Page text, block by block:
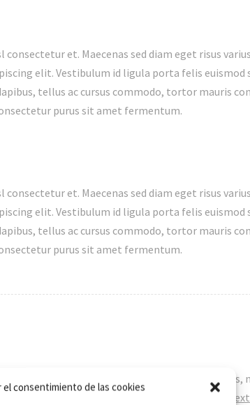
el consentimiento de las cookies
consectetur et. Maecenas sed diam eget risus
elit. Vestibulum id ligula porta felis euismod
tellus ac cursus commodo, tortor mauris
purus sit amet fermentum.
consectetur et. Maecenas sed diam eget risus
elit. Vestibulum id ligula porta felis euismod
tellus ac cursus commodo, tortor mauris
purus sit amet fermentum.
augue. Duis mollis, est non commodo
I Am Underline Text